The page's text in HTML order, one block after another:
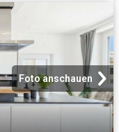
Foto anschauen